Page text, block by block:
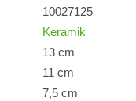
10027125
Keramik
13 cm
11 cm
7,5 cm